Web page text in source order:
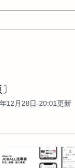
設計師 AI影片製作
視覺設計
媒體平面設計 長
12月28日-20:01更新